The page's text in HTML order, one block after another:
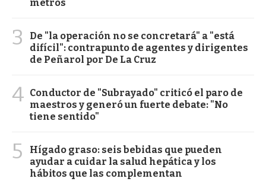
metros
3
De "la operación no se concretará" a "está
difícil": contrapunto de agentes y dirigentes
de Peñarol por De La Cruz
4 Conductor de "Subrayado" criticó el paro de
maestros y generó un fuerte debate: "No
tiene sentido"
5
Hígado graso: seis bebidas que pueden
ayudar a cuidar la salud hepática y los
hábitos que las complementan